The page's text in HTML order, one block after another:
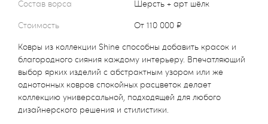
Состав ворса
Шерсть + арт шёлк
Стоимость
от 110 000 ₽
Ковры из коллекции Shine способны добавить красок и
благородного сияния каждому интерьеру. Впечатляющий
выбор ярких изделий с абстрактным узором или же
однотонных ковров спокойных расцветок делает
коллекцию универсальной, подходящей для любого
дизайнерского решения и стилистики.